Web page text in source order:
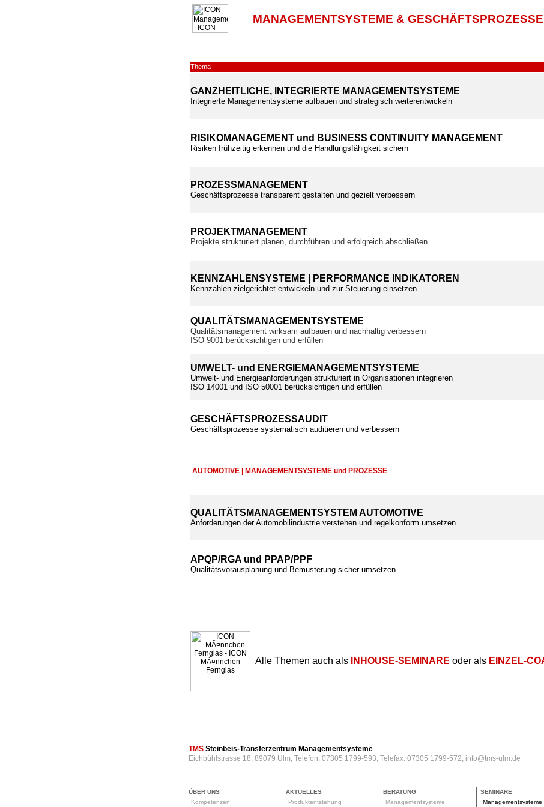
MANAGEMENTSYSTEME & GESCHÄFTSPROZESSE
Thema
GANZHEITLICHE, INTEGRIERTE MANAGEMENTSYSTEME
Integrierte Managementsysteme aufbauen und strategisch weiterentwickeln
RISIKOMANAGEMENT und BUSINESS CONTINUITY MANAGEMENT
Risiken frühzeitig erkennen und die Handlungsfähigkeit sichern
PROZESSMANAGEMENT
Geschäftsprozesse transparent gestalten und gezielt verbessern
PROJEKTMANAGEMENT
Projekte strukturiert planen, durchführen und erfolgreich abschließen
KENNZAHLENSYSTEME | PERFORMANCE INDIKATOREN
Kennzahlen zielgerichtet entwickeln und zur Steuerung einsetzen
QUALITÄTSMANAGEMENTSYSTEME
Qualitätsmanagement wirksam aufbauen und nachhaltig verbessern
ISO 9001 berücksichtigen und erfüllen
UMWELT- und ENERGIEMANAGEMENTSYSTEME
Umwelt- und Energieanforderungen strukturiert in Organisationen integrieren
ISO 14001 und ISO 50001 berücksichtigen und erfüllen
GESCHÄFTSPROZESSAUDIT
Geschäftsprozesse systematisch auditieren und verbessern
AUTOMOTIVE | MANAGEMENTSYSTEME und PROZESSE
QUALITÄTSMANAGEMENTSYSTEM AUTOMOTIVE
Anforderungen der Automobilindustrie verstehen und regelkonform umsetzen
APQP/RGA und PPAP/PPF
Qualitätsvorausplanung und Bemusterung sicher umsetzen
Alle Themen auch als INHOUSE-SEMINARE oder als EINZEL-
TMS Steinbeis-Transferzentrum Managementsysteme
Eichbühlstrasse 18, 89079 Ulm, Telefon: 07305 1799-593, Telefax: 07305 1799-572, info@tms-ulm.de
ÜBER UNS
Kompetenzen
AKTUELLES
Produktentstehung
BERATUNG
Managementsysteme
SEMINARE
Managementsysteme